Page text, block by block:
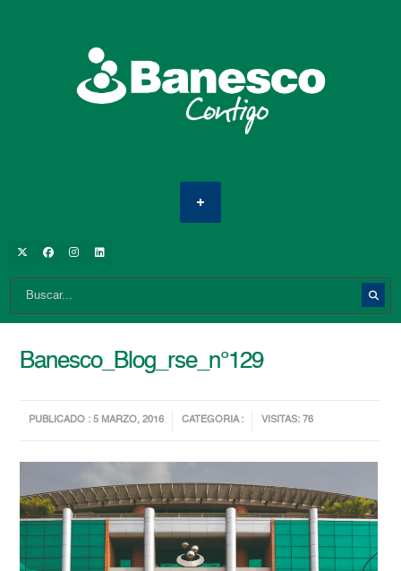
Banesco_Blog_rse_n°129
PUBLICADO : 5 MARZO, 2016 CATEGORIA : VISITAS: 76